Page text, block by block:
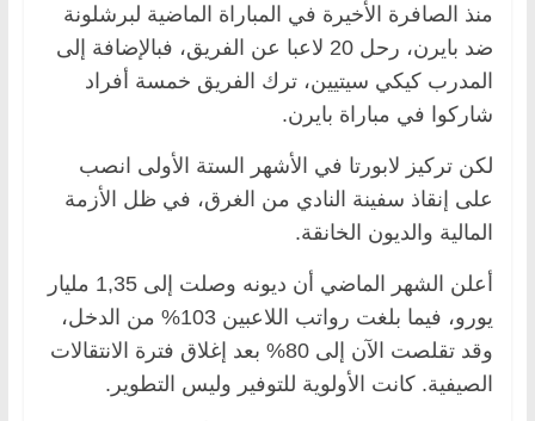
منذ الصافرة الأخيرة في المباراة الماضية لبرشلونة
ضد بايرن، رحل 20 لاعبا عن الفريق، فبالإضافة إلى
المدرب كيكي سيتيين، ترك الفريق خمسة أفراد
شاركوا في مباراة بايرن.
لكن تركيز لابورتا في الأشهر الستة الأولى انصب
على إنقاذ سفينة النادي من الغرق، في ظل الأزمة
المالية والديون الخانقة.
أعلن الشهر الماضي أن ديونه وصلت إلى 1,35 مليار
يورو، فيما بلغت رواتب اللاعبين 103% من الدخل،
وقد تقلصت الآن إلى 80% بعد إغلاق فترة الانتقالات
الصيفية. كانت الأولوية للتوفير وليس التطوير.